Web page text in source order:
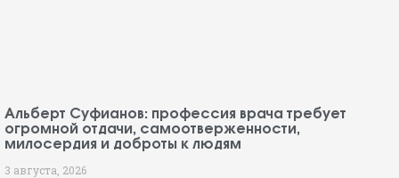
Альберт Суфианов: профессия врача требует
огромной отдачи, самоотверженности,
милосердия и доброты к людям
3 августа, 2026